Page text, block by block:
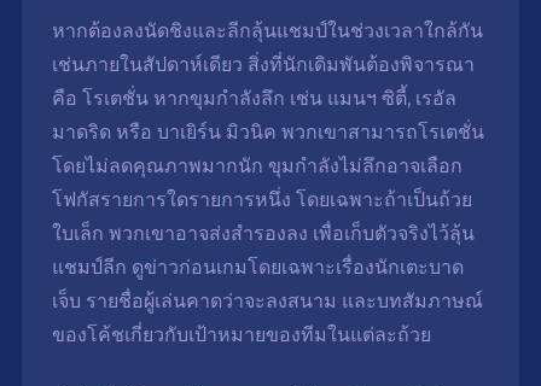
หากต้องลงนัดชิงและลีกลุ้นแชมป์ในช่วงเวลาใกล้กัน
เช่นภายในสัปดาห์เดียว สิ่งที่นักเดิมพันต้องพิจารณา
คือ โรเตชั่น หากขุมกำลังลึก เช่น แมนฯ ซิตี้, เรอัล
มาดริด หรือ บาเยิร์น มิวนิค พวกเขาสามารถโรเตชั่น
โดยไม่ลดคุณภาพมากนัก ขุมกำลังไม่ลึกอาจเลือก
โฟกัสรายการใดรายการหนึ่ง โดยเฉพาะถ้าเป็นถ้วย
ใบเล็ก พวกเขาอาจส่งสำรองลง เพื่อเก็บตัวจริงไว้ลุ้น
แชมป์ลีก ดูข่าวก่อนเกมโดยเฉพาะเรื่องนักเตะบาด
เจ็บ รายชื่อผู้เล่นคาดว่าจะลงสนาม และบทสัมภาษณ์
ของโค้ชเกี่ยวกับเป้าหมายของทีมในแต่ละถ้วย